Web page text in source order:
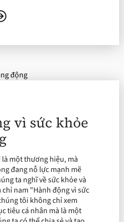
vì sức khỏe
một thương hiệu, mà
đang nỗ lực mạnh mẽ
ta nghĩ về sức khỏe và
nam "Hành động vì sức
tôi không chỉ xem
tiêu cá nhân mà là một